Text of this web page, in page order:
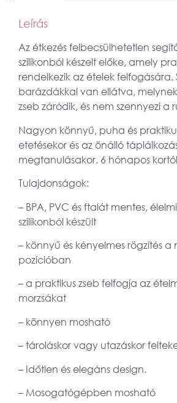
Leírás
Az étkezés felbecsülhetetlen
szilikonból készelt előke, amely
rendelkezik az ételek felfogására.
barázdákkal van ellátva,
zseb záródik, és nem szennyezi a
Nagyon könnyű, puha és
etetésekor és az önálló
megtanulásakor. 6 hónapos
Tulajdonságok:
– BPA, PVC és ftalát mentes,
szilikonból készült
– könnyű és kényelmes rögzítés a
pozícióban
– a praktikus zseb felfogja az
morzsákat
– könnyen mosható
– tároláskor vagy utazáskor
– Időtlen és elegáns design.
– Mosogatógépben mosható